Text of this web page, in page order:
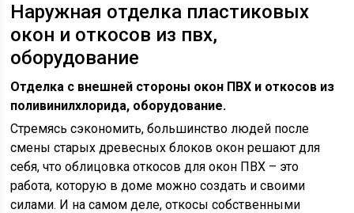
Наружная отделка пластиковых
окон и откосов из пвх,
оборудование
Отделка с внешней стороны окон ПВХ и откосов из
поливинилхлорида, оборудование.
Стремясь сэкономить, большинство людей после
смены старых древесных блоков окон решают для
себя, что облицовка откосов для окон ПВХ – это
работа, которую в доме можно создать и своими
силами. И на самом деле, откосы собственными